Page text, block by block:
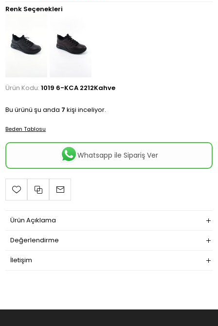
Renk Seçenekleri
Ürün Kodu: 1019 6-KCA 2212Kahve
Bu ürünü şu anda 7 kişi inceliyor.
Beden Tablosu
Whatsapp ile Sipariş Ver
Ürün Açıklama
Değerlendirme
İletişim